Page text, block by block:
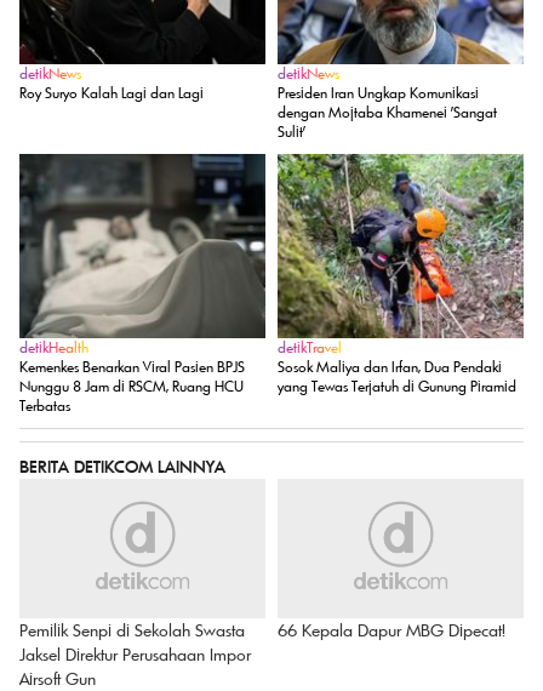
detikNews
Roy Suryo Kalah Lagi dan Lagi
detikNews
Presiden Iran Ungkap Komunikasi
dengan Mojtaba Khamenei 'Sangat
Sulit'
detikHealth
Kemenkes Benarkan Viral Pasien BPJS
Nunggu 8 Jam di RSCM, Ruang HCU
Terbatas
detikTravel
Sosok Maliya dan Irfan, Dua Pendaki
yang Tewas Terjatuh di Gunung Piramid
BERITA DETIKCOM LAINNYA
Pemilik Senpi di Sekolah Swasta
Jaksel Direktur Perusahaan Impor
Airsoft Gun
66 Kepala Dapur MBG Dipecat!